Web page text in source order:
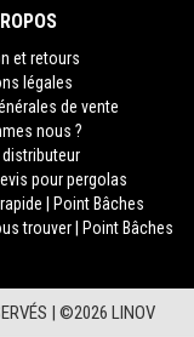
et retours
légales
de vente
nous ?
distributeur
pour pergolas
| Point Bâches
trouver | Point Bâches
| ©2026 LINOV